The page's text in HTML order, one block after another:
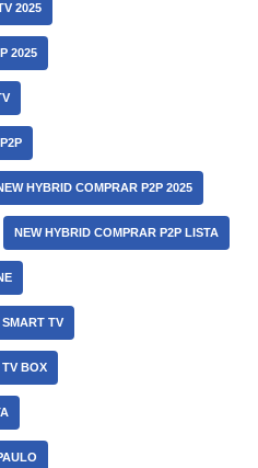
2025
2025
HYBRID COMPRAR P2P 2025
NEW HYBRID COMPRAR P2P LISTA
TV
TV BOX